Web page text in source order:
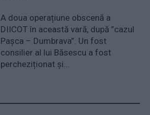
A doua operațiune obscenă a
DIICOT în această vară, după ”cazul
Pașca – Dumbrava”. Un fost
consilier al lui Băsescu a fost
percheziționat și...